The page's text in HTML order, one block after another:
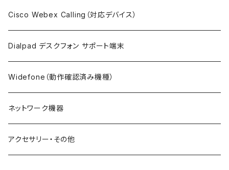
Cisco Webex Calling（対応デバイス）
Dialpad デスクフォン サポート端末
Widefone（動作確認済み機種）
ネットワーク機器
アクセサリー・その他